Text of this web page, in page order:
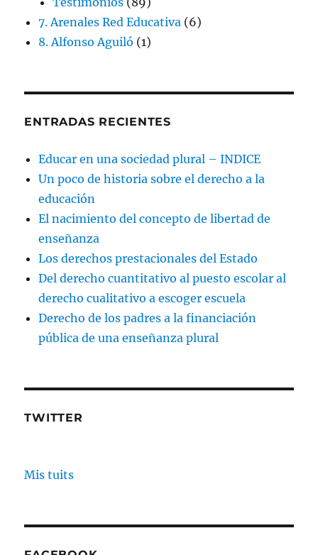
7. Arenales Red Educativa (6)
8. Alfonso Aguiló (1)
ENTRADAS RECIENTES
Educar en una sociedad plural – INDICE
Un poco de historia sobre el derecho a la
educación
El nacimiento del concepto de libertad de
enseñanza
Los derechos prestacionales del Estado
Del derecho cuantitativo al puesto escolar al
derecho cualitativo a escoger escuela
Derecho de los padres a la financiación
pública de una enseñanza plural
TWITTER
Mis tuits